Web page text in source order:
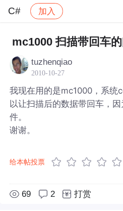
C# 加入
C# 帖子详情
mc1000 扫描带回车
tuzhenqiao
2010-10-27
我现在用的是mc1000，系统
以让扫描后的数据带回车，
件。
谢谢。
给本帖投票
69 2 打赏